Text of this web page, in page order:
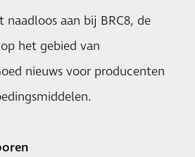
naadloos aan bij BRC8, de
het gebied van
nieuws voor producenten